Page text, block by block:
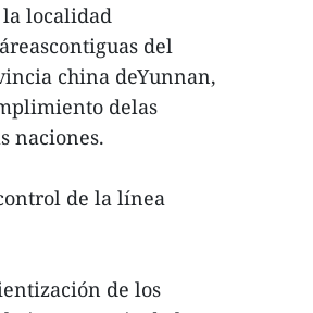
localidad
del
china deYunnan,
delas
naciones.
de la línea
de los